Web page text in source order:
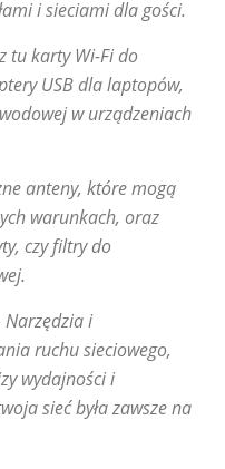
i sieciami dla gości.
tu karty Wi-Fi do
USB dla laptopów,
w urządzeniach
anteny, które mogą
warunkach, oraz
czy filtry do
i
ruchu sieciowego,
wydajności i
sieć była zawsze na